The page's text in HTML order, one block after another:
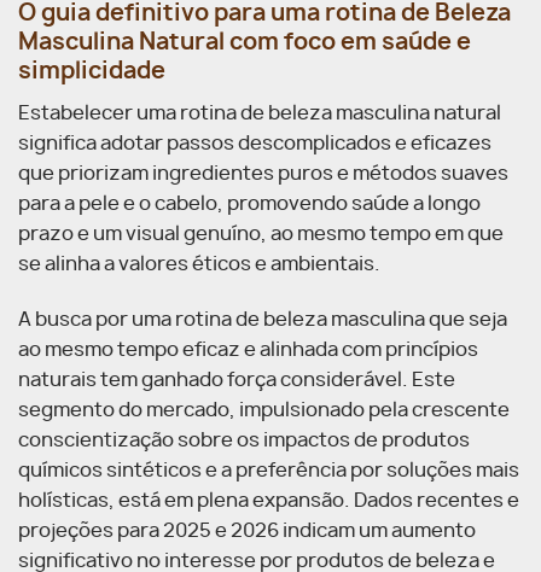
O guia definitivo para uma rotina de Beleza
Masculina Natural com foco em saúde e
simplicidade
Estabelecer uma rotina de beleza masculina natural
significa adotar passos descomplicados e eficazes
que priorizam ingredientes puros e métodos suaves
para a pele e o cabelo, promovendo saúde a longo
prazo e um visual genuíno, ao mesmo tempo em que
se alinha a valores éticos e ambientais.
A busca por uma rotina de beleza masculina que seja
ao mesmo tempo eficaz e alinhada com princípios
naturais tem ganhado força considerável. Este
segmento do mercado, impulsionado pela crescente
conscientização sobre os impactos de produtos
químicos sintéticos e a preferência por soluções mais
holísticas, está em plena expansão. Dados recentes e
projeções para 2025 e 2026 indicam um aumento
significativo no interesse por produtos de beleza e